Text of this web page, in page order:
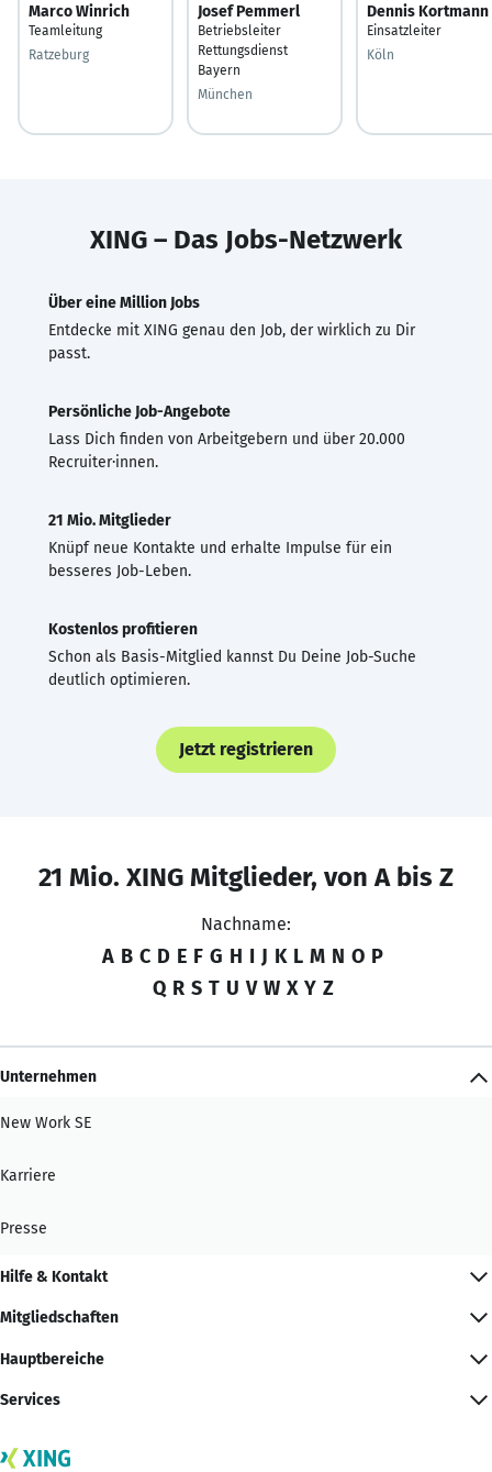
Marco Winrich
Teamleitung
Ratzeburg
Josef Pemmerl
Betriebsleiter
Rettungsdienst
Bayern
München
Dennis Kortmann
Einsatzleiter
Köln
XING – Das Jobs-Netzwerk
Über eine Million Jobs
Entdecke mit XING genau den Job, der wirklich zu Dir
passt.
Persönliche Job-Angebote
Lass Dich finden von Arbeitgebern und über 20.000
Recruiter·innen.
21 Mio. Mitglieder
Knüpf neue Kontakte und erhalte Impulse für ein
besseres Job-Leben.
Kostenlos profitieren
Schon als Basis-Mitglied kannst Du Deine Job-Suche
deutlich optimieren.
Jetzt registrieren
21 Mio. XING Mitglieder, von A bis Z
Nachname:
A B C D E F G H I J K L M N O P
Q R S T U V W X Y Z
Unternehmen
New Work SE
Karriere
Presse
Hilfe & Kontakt
Mitgliedschaften
Hauptbereiche
Services